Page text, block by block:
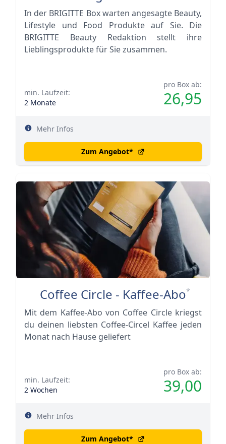
In der BRIGITTE Box warten angesagte Beauty,
Lifestyle und Food Produkte auf Sie. Die
BRIGITTE Beauty Redaktion stellt ihre
Lieblingsprodukte für Sie zusammen.
pro Box ab:
26,95
min. Laufzeit:
2 Monate
Mehr Infos
Zum Angebot*
Coffee Circle - Kaffee-Abo*
Mit dem Kaffee-Abo von Coffee Circle kriegst
du deinen liebsten Coffee-Circel Kaffee jeden
Monat nach Hause geliefert
pro Box ab:
39,00
min. Laufzeit:
2 Wochen
Mehr Infos
Zum Angebot*